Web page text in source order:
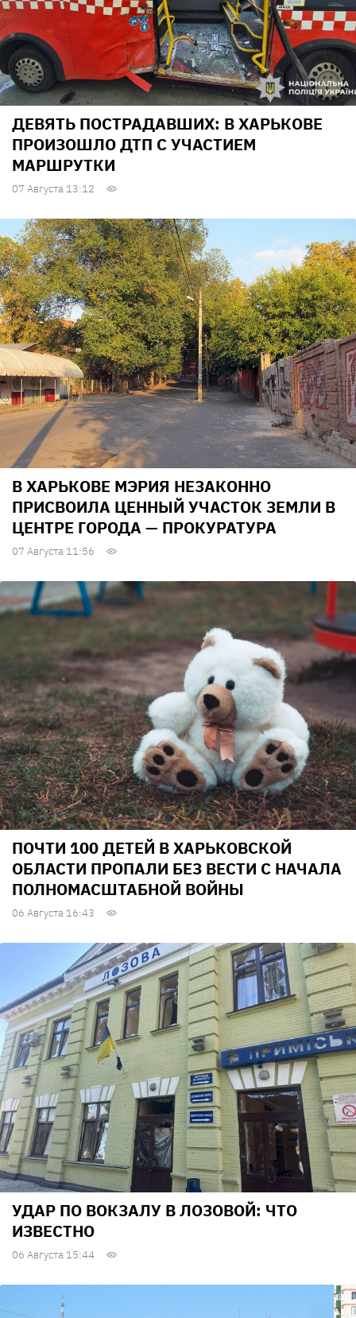
ДЕВЯТЬ ПОСТРАДАВШИХ: В ХАРЬКОВЕ
ПРОИЗОШЛО ДТП С УЧАСТИЕМ
МАРШРУТКИ
07 Августа 13:12
В ХАРЬКОВЕ МЭРИЯ НЕЗАКОННО
ПРИСВОИЛА ЦЕННЫЙ УЧАСТОК ЗЕМЛИ В
ЦЕНТРЕ ГОРОДА — ПРОКУРАТУРА
07 Августа 11:56
ПОЧТИ 100 ДЕТЕЙ В ХАРЬКОВСКОЙ
ОБЛАСТИ ПРОПАЛИ БЕЗ ВЕСТИ С НАЧАЛА
ПОЛНОМАСШТАБНОЙ ВОЙНЫ
06 Августа 16:43
УДАР ПО ВОКЗАЛУ В ЛОЗОВОЙ: ЧТО
ИЗВЕСТНО
06 Августа 15:44